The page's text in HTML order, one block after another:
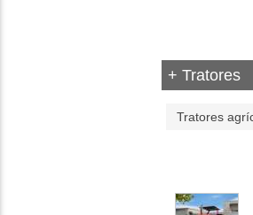
+ Tratores
Tratores